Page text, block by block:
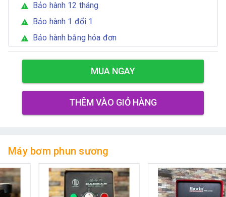
warning Bảo hành 12 tháng
warning Bảo hành 1 đổi 1
warning Bảo hành bằng hóa đơn
MUA NGAY
THÊM VÀO GIỎ HÀNG
Máy bơm phun sương